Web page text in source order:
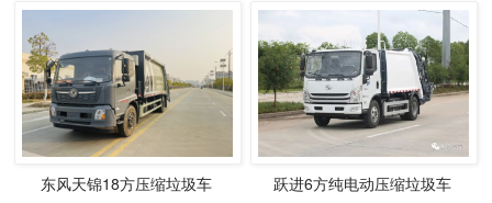
东风天锦18方压缩垃圾车 跃进6方纯电动压缩垃圾车